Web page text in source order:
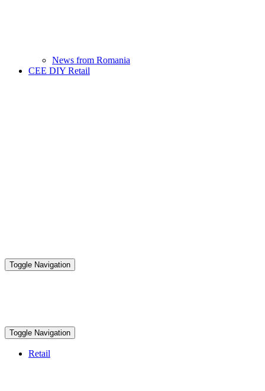
News from Romania
CEE DIY Retail
Toggle Navigation
Toggle Navigation
Retail